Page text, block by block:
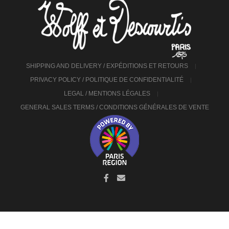
SHIPPING AND DELIVERY / EXPÉDITIONS ET RETOURS
PRIVACY POLICY / POLITIQUE DE CONFIDENTIALITÉ
LEGAL / MENTIONS LÉGALES
GENERAL SALES TERMS / CONDITIONS GÉNÉRALES DE VENTE